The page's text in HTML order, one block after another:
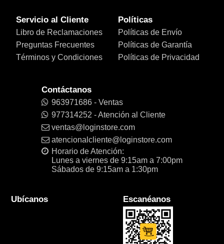
Servicio al Cliente
Libro de Reclamaciones
Preguntas Frecuentes
Términos y Condiciones
Políticas
Políticas de Envío
Políticas de Garantía
Políticas de Privacidad
Contáctanos
963971686 - Ventas
977314252 - Atención al Cliente
ventas@loginstore.com
atencionalcliente@loginstore.com
Horario de Atención:
Lunes a viernes de 9:15am a 7:00pm
Sábados de 9:15am a 1:30pm
Ubícanos Escanéanos